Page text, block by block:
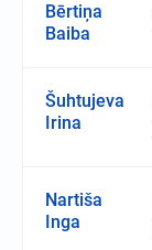
Bērtiņa
Baiba
Šuhtujeva
Irina
Nartiša
Inga